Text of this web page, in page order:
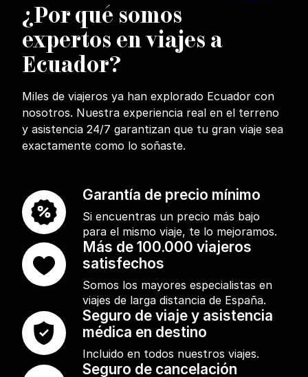
¿Por qué somos
expertos en viajes a
Ecuador?
Miles de viajeros ya han explorado Ecuador con
nosotros. Nuestra experiencia real en el terreno
y asistencia 24/7 garantizan que tu gran viaje sea
exactamente como lo soñaste.
Garantía de precio mínimo
Si encuentras un precio más bajo
para el mismo viaje, te lo mejoramos.
Más de 100.000 viajeros
satisfechos
Somos los mayores especialistas en
viajes de larga distancia de España.
Seguro de viaje y asistencia
médica en destino
Incluido en todos nuestros viajes.
Seguro de cancelación